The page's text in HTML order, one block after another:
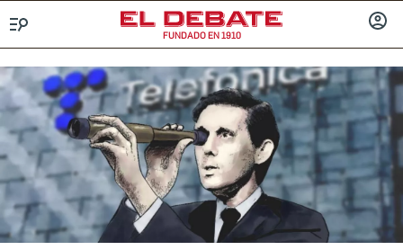
FUNDADO EN 1910